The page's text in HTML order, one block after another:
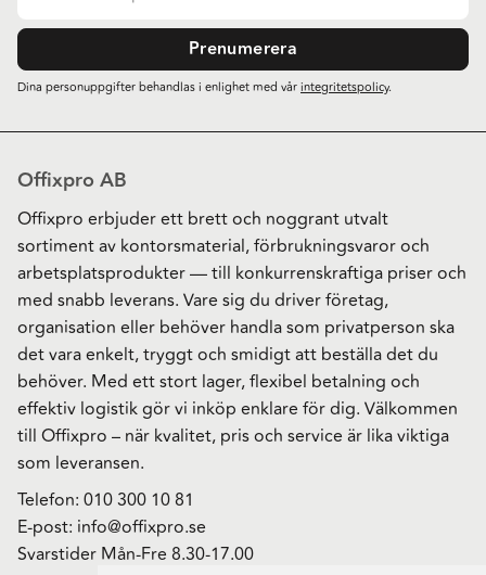
Prenumerera
Dina personuppgifter behandlas i enlighet med vårintegritetspolicy.
Offixpro AB
Offixpro erbjuder ett brett och noggrant utvalt
sortiment av kontorsmaterial, förbrukningsvaror och
arbetsplatsprodukter — till konkurrenskraftiga priser och
med snabb leverans. Vare sig du driver företag,
organisation eller behöver handla som privatperson ska
det vara enkelt, tryggt och smidigt att beställa det du
behöver. Med ett stort lager, flexibel betalning och
effektiv logistik gör vi inköp enklare för dig. Välkommen
till Offixpro – när kvalitet, pris och service är lika viktiga
som leveransen.
Telefon: 010 300 10 81
E-post: info@offixpro.se
Svarstider Mån-Fre 8.30-17.00